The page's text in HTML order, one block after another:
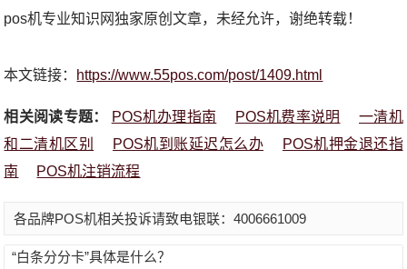
pos机专业知识网独家原创文章，未经允许，谢绝转载！
本文链接： https://www.55pos.com/post/1409.html
相关阅读专题： POS机办理指南 POS机费率说明
一清机
和二清机区别
POS机到账延迟怎么办
POS机押金退还指
南
POS机注销流程
各品牌POS机相关投诉请致电银联：4006661009
“白条分分卡”具体是什么？